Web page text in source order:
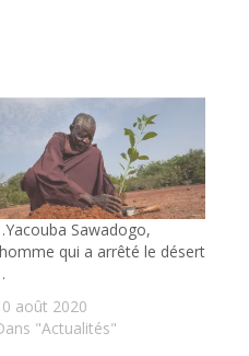
Sawadogo,
qui a arrêté le désert
août 2020
"Actualités"